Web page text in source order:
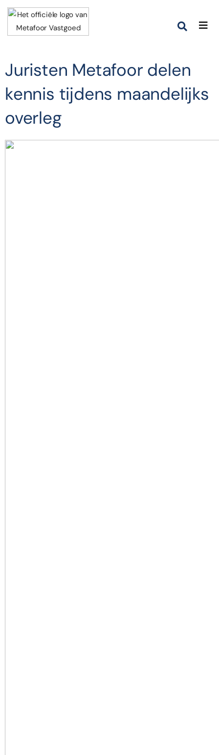
Juristen Metafoor delen
kennis tijdens maandelijks
overleg